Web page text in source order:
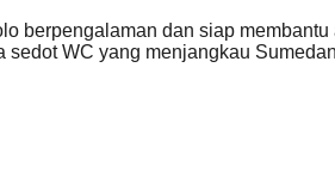
berpengalaman dan siap
sedot WC yang menjangkau